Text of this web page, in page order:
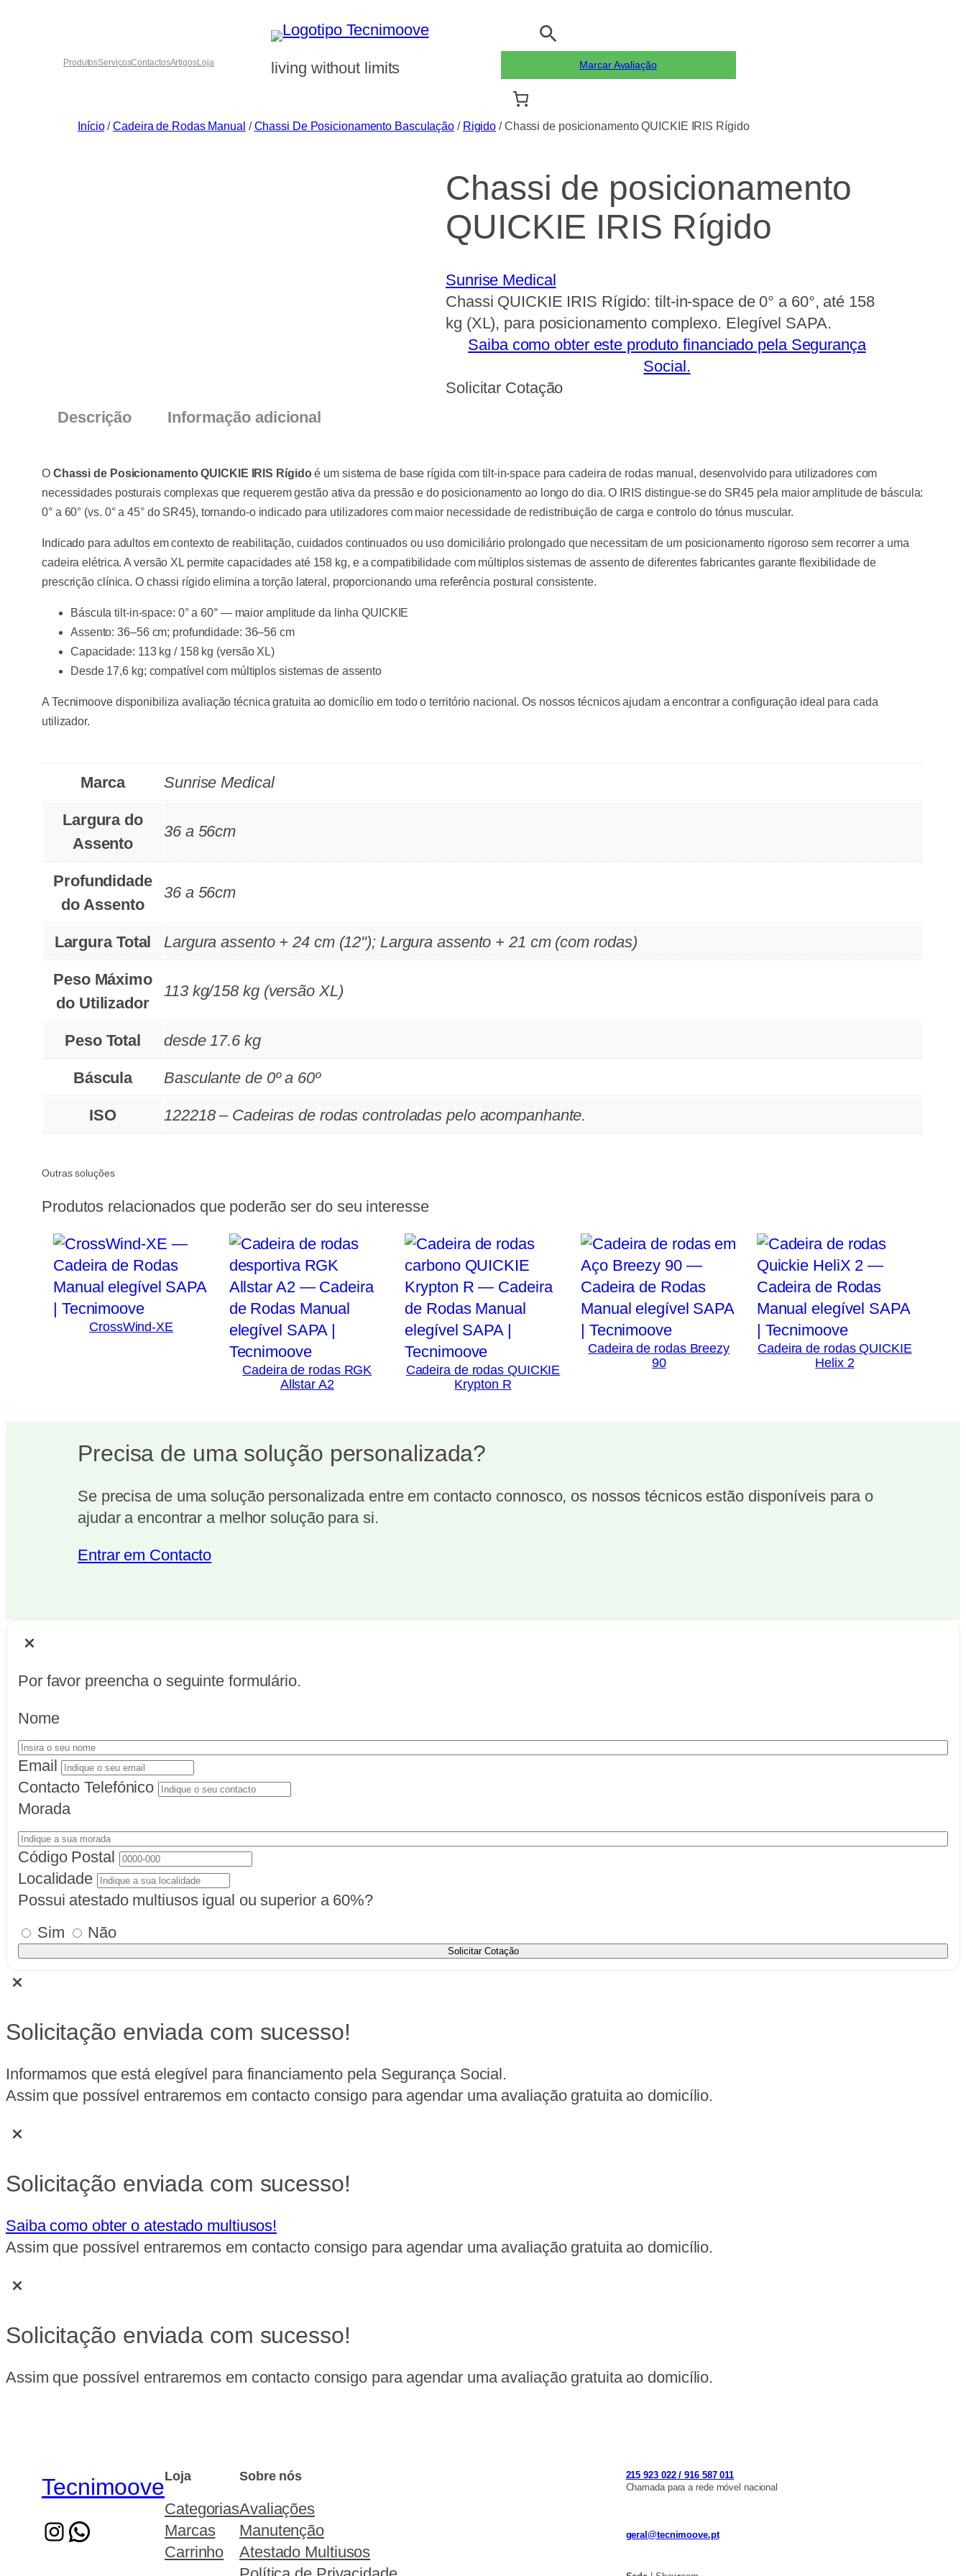
ProdutosServiçosContactosArtigosLoja living without limits Marcar Avaliação
Início/Cadeira de Rodas Manual /Chassi De Posicionamento Basculação / Rigido / Chassi de posicionamento QUICKIE IRIS Rígido
Chassi de posicionamento
QUICKIE IRIS Rígido
Sunrise Medical
Chassi QUICKIE IRIS Rígido: tilt-in-space de 0° a 60°, até 158
kg (XL), para posicionamento complexo. Elegível SAPA.
Saiba como obter este produto financiado pela Segurança
Social.
Solicitar Cotação
Descrição
Informação adicional
O Chassi de Posicionamento QUICKIE IRIS Rígidoé um sistema de base rígida com tilt-in-space para cadeira de rodas manual, desenvolvido para utilizadores com
necessidades posturais complexas que requerem gestão ativa da pressão e do posicionamento ao longo do dia. O IRIS distingue-se do SR45 pela maior amplitude de báscula:
0° a 60° (vs. 0° a 45° do SR45), tornando-o indicado para utilizadores com maior necessidade de redistribuição de carga e controlo do tónus muscular.
Indicado para adultos em contexto de reabilitação, cuidados continuados ou uso domiciliário prolongado que necessitam de um posicionamento rigoroso sem recorrer a uma
cadeira elétrica. A versão XL permite capacidades até 158 kg, e a compatibilidade com múltiplos sistemas de assento de diferentes fabricantes garante flexibilidade de
prescrição clínica. O chassi rígido elimina a torção lateral, proporcionando uma referência postural consistente.
Báscula tilt-in-space: 0° a 60° — maior amplitude da linha QUICKIE
Assento: 36–56 cm; profundidade: 36–56 cm
Capacidade: 113 kg / 158 kg (versão XL)
Desde 17,6 kg; compatível com múltiplos sistemas de assento
A Tecnimoove disponibiliza avaliação técnica gratuita ao domicílio em todo o território nacional. Os nossos técnicos ajudam a encontrar a configuração ideal para cada
utilizador.
Marca Sunrise Medical
Largura do
Assento
36 a 56cm
Profundidade
do Assento
36 a 56cm
Largura Total Largura assento + 24 cm (12"); Largura assento + 21 cm (com rodas)
Peso Máximo
do Utilizador
113 kg/158 kg (versão XL)
Peso Total desde 17.6 kg
Báscula Basculante de 0º a 60º
ISO 122218 – Cadeiras de rodas controladas pelo acompanhante.
Outras soluções
Produtos relacionados que poderão ser do seu interesse
CrossWind-XE
Cadeira de rodas RGK
Allstar A2
Cadeira de rodas QUICKIE
Krypton R
Cadeira de rodas Breezy
90
Cadeira de rodas QUICKIE
Helix 2
Precisa de uma solução personalizada?
Se precisa de uma solução personalizada entre em contacto connosco, os nossos técnicos estão disponíveis para o
ajudar a encontrar a melhor solução para si.
Entrar em Contacto
Por favor preencha o seguinte formulário.
Nome
Email
Contacto Telefónico
Morada
Código Postal
Localidade
Possui atestado multiusos igual ou superior a 60%?
Sim
Não
Solicitar Cotação
Solicitação enviada com sucesso!
Informamos que está elegível para financiamento pela Segurança Social.
Assim que possível entraremos em contacto consigo para agendar uma avaliação gratuita ao domicílio.
Solicitação enviada com sucesso!
Saiba como obter o atestado multiusos!
Assim que possível entraremos em contacto consigo para agendar uma avaliação gratuita ao domicílio.
Solicitação enviada com sucesso!
Assim que possível entraremos em contacto consigo para agendar uma avaliação gratuita ao domicílio.
TecnimooveLoja
Categorias
Marcas
Carrinho
Sobre nós
Avaliações
Manutenção
Atestado Multiusos
215 923 022 / 916 587 011
Chamada para a rede móvel nacional
geral@tecnimoove.pt